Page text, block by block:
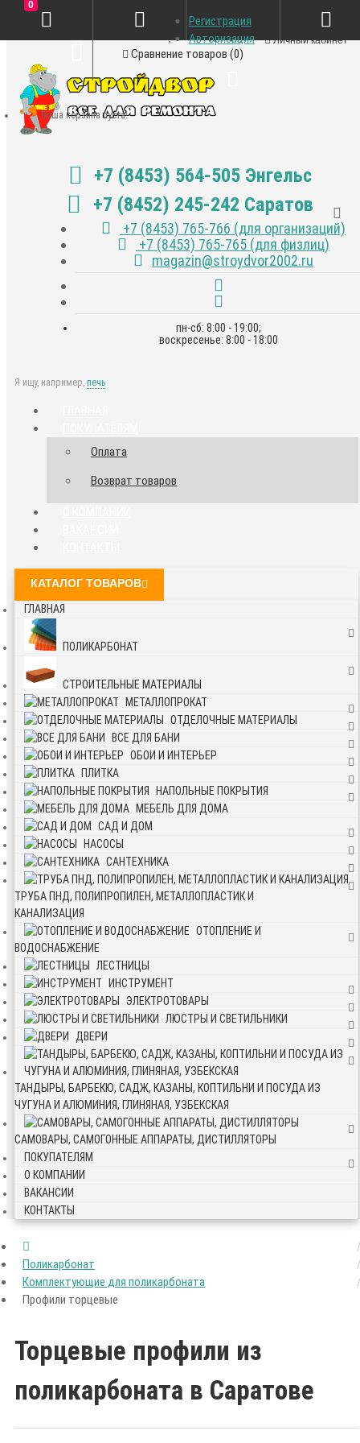
Личный кабинет
Закладки (0)
Сравнение товаров (0)
+7 (8453) 564-505 Энгельс
+7 (8452) 245-242 Саратов
+7 (8453) 765-766 (для организаций)
+7 (8453) 765-765 (для физлиц)
magazin@stroydvor2002.ru
пн-сб: 8:00 - 19:00;
воскресенье: 8:00 - 18:00
Я ищу, например, печь
Регистрация
Авторизация
0
Ваша корзина пуста!
Оплата
Возврат товаров
КАТАЛОГ ТОВАРОВ
ГЛАВНАЯ
ПОЛИКАРБОНАТ
СТРОИТЕЛЬНЫЕ МАТЕРИАЛЫ
МЕТАЛЛОПРОКАТ
ОТДЕЛОЧНЫЕ МАТЕРИАЛЫ
ВСЕ ДЛЯ БАНИ
ОБОИ И ИНТЕРЬЕР
ПЛИТКА
НАПОЛЬНЫЕ ПОКРЫТИЯ
МЕБЕЛЬ ДЛЯ ДОМА
САД И ДОМ
НАСОСЫ
САНТЕХНИКА
ТРУБА ПНД, ПОЛИПРОПИЛЕН, МЕТАЛЛОПЛАСТИК И
КАНАЛИЗАЦИЯ
ОТОПЛЕНИЕ И
ВОДОСНАБЖЕНИЕ
ЛЕСТНИЦЫ
ИНСТРУМЕНТ
ЭЛЕКТРОТОВАРЫ
ЛЮСТРЫ И СВЕТИЛЬНИКИ
ДВЕРИ
ТАНДЫРЫ, БАРБЕКЮ, САДЖ, КАЗАНЫ, КОПТИЛЬНИ И ПОСУДА ИЗ
ЧУГУНА И АЛЮМИНИЯ, ГЛИНЯНАЯ, УЗБЕКСКАЯ
САМОВАРЫ, САМОГОННЫЕ АППАРАТЫ, ДИСТИЛЛЯТОРЫ
ПОКУПАТЕЛЯМ
О КОМПАНИИ
ВАКАНСИИ
КОНТАКТЫ
Поликарбонат
Комплектующие для поликарбоната
Профили торцевые
Торцевые профили из
поликарбоната в Саратове